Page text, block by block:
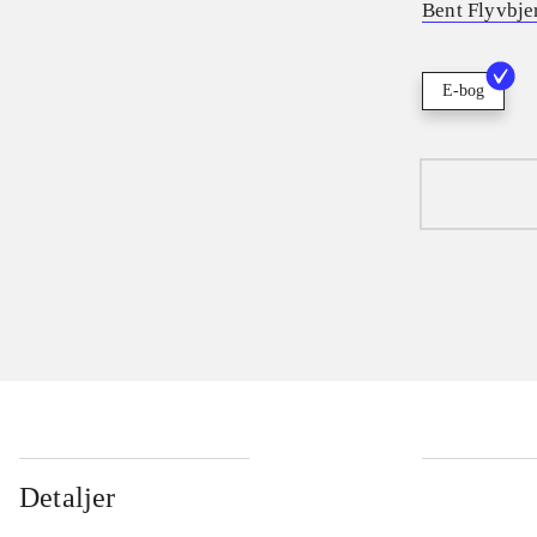
Bent
E-bog
Detaljer